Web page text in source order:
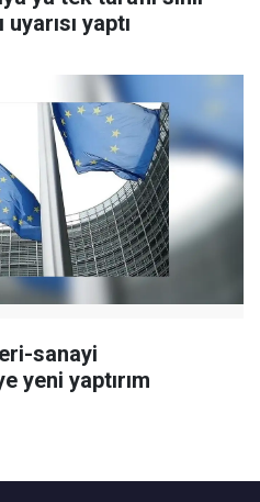
yaptı
sanayi
yeni yaptırım